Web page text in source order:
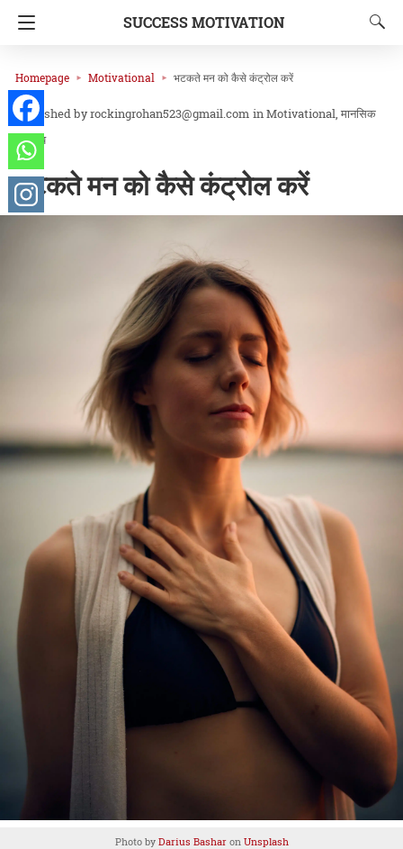
SUCCESS MOTIVATION
Homepage Motivational भटकते मन को कैसे कंट्रोल करें
rockingrohan523@gmail.com inMotivational मानसिक
स्वास्थ्य
भटकते मन को कैसे कंट्रोल करें
Photo by Darius Basharon Unsplash